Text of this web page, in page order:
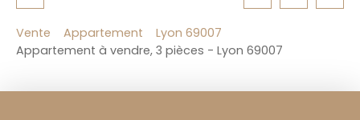
Vente Appartement
Lyon 69007
Appartement à vendre, 3 pièces - Lyon 69007